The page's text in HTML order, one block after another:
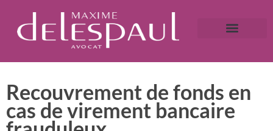
Recouvrement de fonds en
cas de virement bancaire